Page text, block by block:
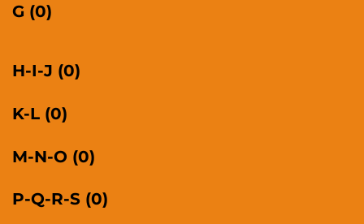
G (0)
H-I-J (0)
K-L (0)
M-N-O (0)
P-Q-R-S (0)